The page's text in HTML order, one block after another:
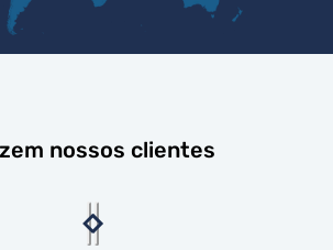
nossos clientes